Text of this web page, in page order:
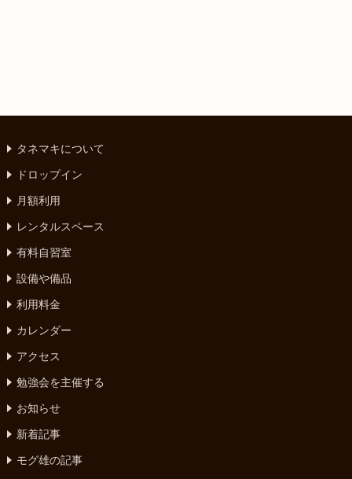
タネマキについて
ドロップイン
月額利用
レンタルスペース
有料自習室
設備や備品
利用料金
カレンダー
アクセス
勉強会を主催する
お知らせ
新着記事
モグ雄の記事